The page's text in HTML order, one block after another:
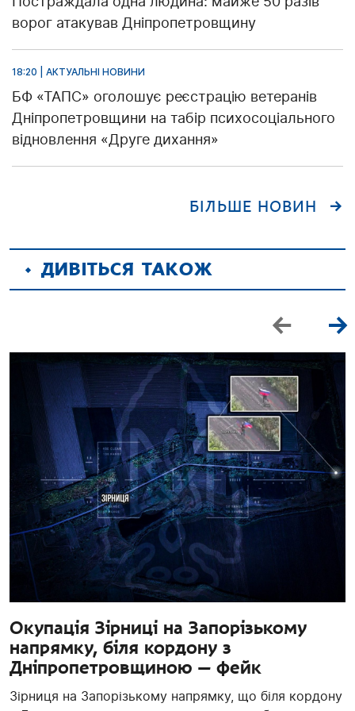
ворог атакував Дніпропетровщину
18:20 | АКТУАЛЬНІ НОВИНИ
БФ «ТАПС» оголошує реєстрацію ветеранів
Дніпропетровщини на табір психосоціального
відновлення «Друге дихання»
БІЛЬШЕ НОВИН
ДИВІТЬСЯ ТАКОЖ
Окупація Зірниці на Запорізькому
напрямку, біля кордону з
Дніпропетровщиною — фейк
Зірниця на Запорізькому напрямку, що біля кордону